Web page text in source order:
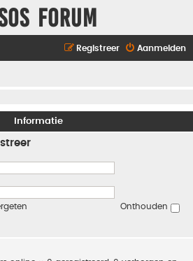
Forum
Aanmelden
Registreer
Informatie
Onthouden